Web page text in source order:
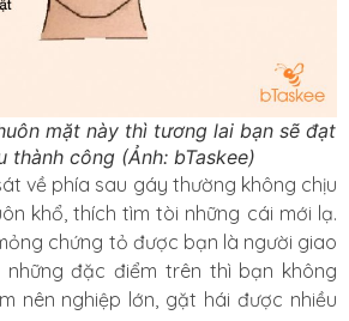
mặt này thì tương lai bạn sẽ đạt
thành công (Ảnh: bTaskee)
về phía sau gáy thường không chịu
khổ, thích tìm tòi những cái mới lạ.
chứng tỏ được bạn là người giao
đặc điểm trên thì bạn không
nên nghiệp lớn, gặt hái được nhiều